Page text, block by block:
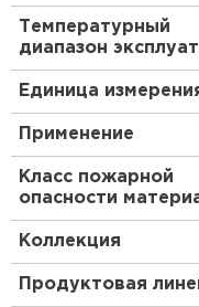
Преимущества:
Отличные
Экологичность
Биостойкость.
Простота
Температурный
диапазон
Единица
Применение
Класс пожарной
опасности
Коллекция
Продуктовая